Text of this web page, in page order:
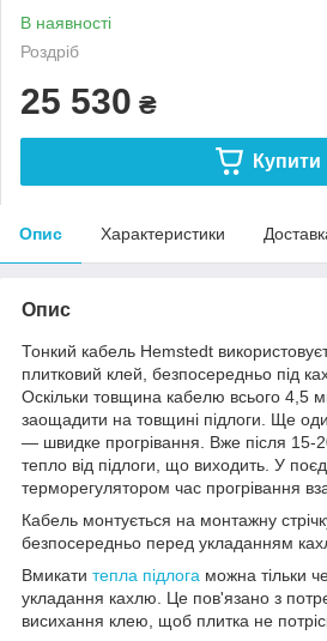
В наявності
Роздріб
25 530 ₴
Купити
Опис Характеристики
Опис
Тонкий кабель Hemstedt
плитковий клей, безпосередньо під
Оскільки товщина кабелю всього 4,5
заощадити на товщині підлоги. Ще
— швидке прогрівання. Вже після 15-
тепло від підлоги, що виходить. У
терморегулятором час прогрівання
Кабель монтується на монтажну
безпосередньо перед укладанням
Вмикати тепла підлога можна тільки
укладання кахлю. Це пов'язано з
висихання клею, щоб плитка не